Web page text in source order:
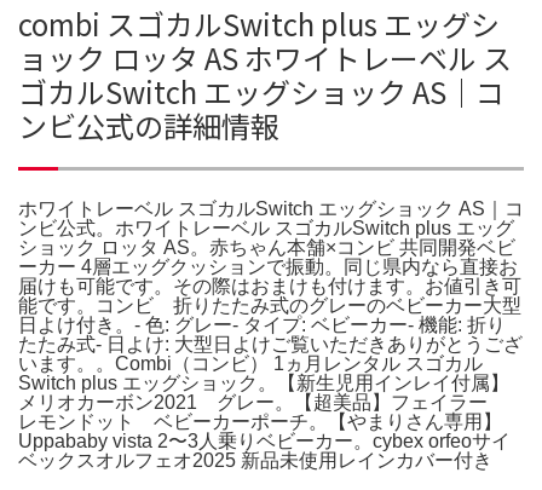
combi スゴカルSwitch plus エッグシ
ョック ロッタ AS ホワイトレーベル ス
ゴカルSwitch エッグショック AS｜コ
ンビ公式の詳細情報
ホワイトレーベル スゴカルSwitch エッグショック AS｜コ
ンビ公式。ホワイトレーベル スゴカルSwitch plus エッグ
ショック ロッタ AS。赤ちゃん本舗×コンビ 共同開発ベビ
ーカー 4層エッグクッションで振動。同じ県内なら直接お
届けも可能です。その際はおまけも付けます。お値引き可
能です。コンビ 折りたたみ式のグレーのベビーカー大型
日よけ付き。- 色: グレー- タイプ: ベビーカー- 機能: 折り
たたみ式- 日よけ: 大型日よけご覧いただきありがとうござ
います。。Combi（コンビ） 1ヵ月レンタル スゴカル
Switch plus エッグショック。【新生児用インレイ付属】
メリオカーボン2021 グレー。【超美品】フェイラー
レモンドット ベビーカーポーチ。【やまりさん専用】
Uppababy vista 2〜3人乗りベビーカー。cybex orfeoサイ
ベックスオルフェオ2025 新品未使用レインカバー付き